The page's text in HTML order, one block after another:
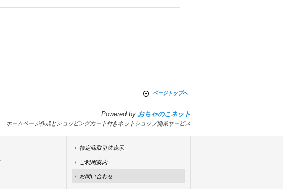
ページトップへ
Powered by おちゃのこネット
ホームページ作成とショッピングカート付きネットショップ開業サービス
特定商取引法表示
ご利用案内
お問い合わせ